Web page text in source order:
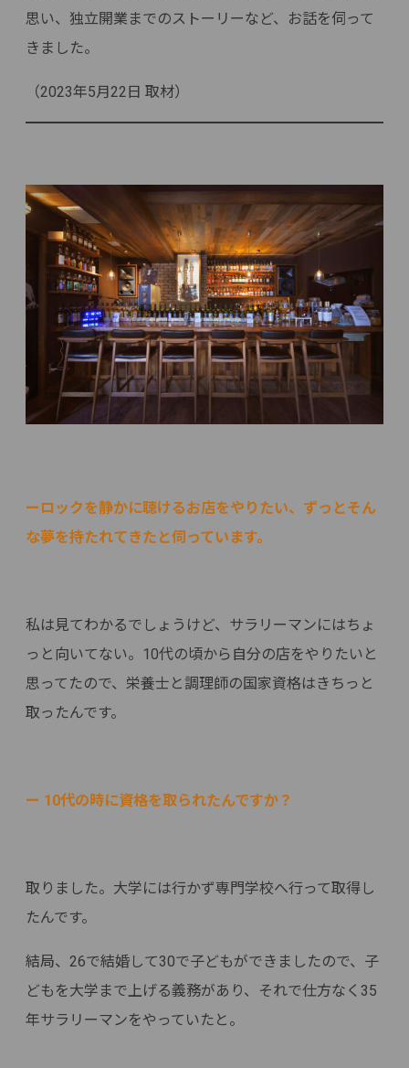
思い、独立開業までのストーリーなど、お話を伺って
きました。
（2023年5月22日 取材）
ーロックを静かに聴けるお店をやりたい、ずっとそん
な夢を持たれてきたと伺っています。
私は見てわかるでしょうけど、サラリーマンにはちょ
っと向いてない。10代の頃から自分の店をやりたいと
思ってたので、栄養士と調理師の国家資格はきちっと
取ったんです。
ー 10代の時に資格を取られたんですか？
取りました。大学には行かず専門学校へ行って取得し
たんです。
結局、26で結婚して30で子どもができましたので、子
どもを大学まで上げる義務があり、それで仕方なく35
年サラリーマンをやっていたと。